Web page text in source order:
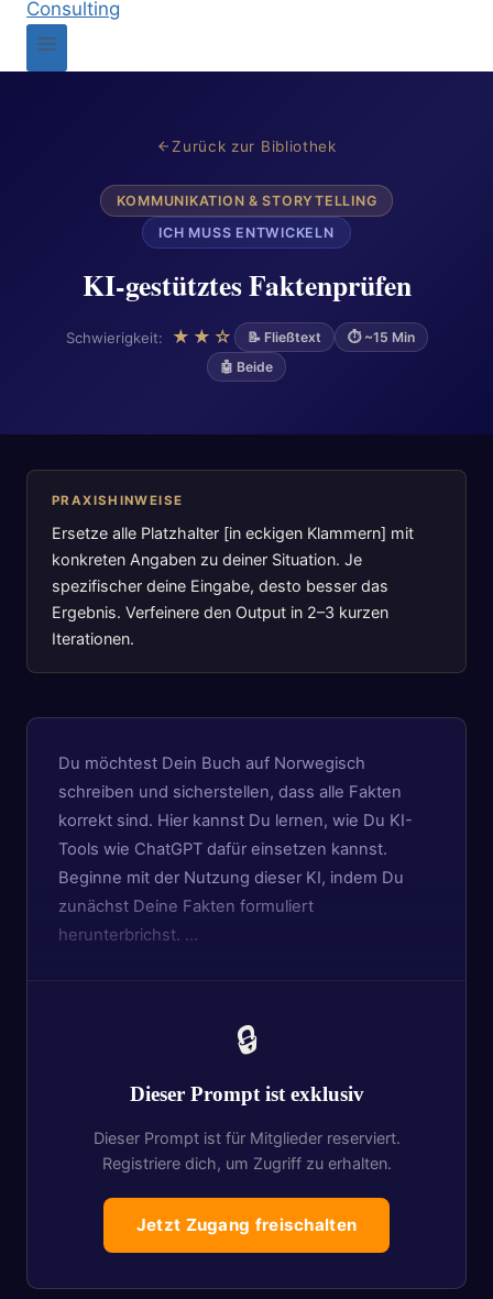
Zurück zur Bibliothek
KOMMUNIKATION & STORYTELLING
ICH MUSS ENTWICKELN
KI-gestütztes Faktenprüfen
Schwierigkeit: ★★☆ 📝 Fließtext
⏱ ~15 Min
🤖 Beide
PRAXISHINWEISE
Ersetze alle Platzhalter [in eckigen Klammern] mit
konkreten Angaben zu deiner Situation. Je
spezifischer deine Eingabe, desto besser das
Ergebnis. Verfeinere den Output in 2–3 kurzen
Iterationen.
Du möchtest Dein Buch auf Norwegisch
schreiben und sicherstellen, dass alle Fakten
korrekt sind. Hier kannst Du lernen, wie Du KI-
Tools wie ChatGPT dafür einsetzen kannst.
Beginne mit der Nutzung dieser KI, indem Du
zunächst Deine Fakten formuliert
herunterbrichst. …
🔒
Dieser Prompt ist exklusiv
Dieser Prompt ist für Mitglieder reserviert.
Registriere dich, um Zugriff zu erhalten.
Jetzt Zugang freischalten